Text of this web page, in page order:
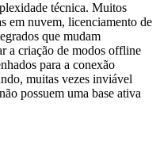
técnica. Muitos
em nuvem, licenciamento de
que mudam
a criação de modos offline
para a conexão
muitas vezes inviável
possuem uma base ativa